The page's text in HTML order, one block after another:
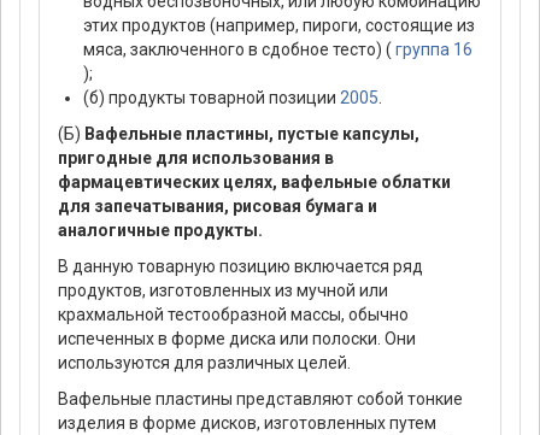
этих продуктов (например, пироги, состоящие из
мяса, заключенного в сдобное тесто) ( группа 16
);
(б) продукты товарной позиции 2005
(Б) Вафельные пластины, пустые капсулы,
пригодные для использования в
фармацевтических целях, вафельные облатки
для запечатывания, рисовая бумага и
аналогичные продукты.
В данную товарную позицию включается ряд
продуктов, изготовленных из мучной или
крахмальной тестообразной массы, обычно
испеченных в форме диска или полоски. Они
используются для различных целей.
Вафельные пластины представляют собой тонкие
изделия в форме дисков, изготовленных путем